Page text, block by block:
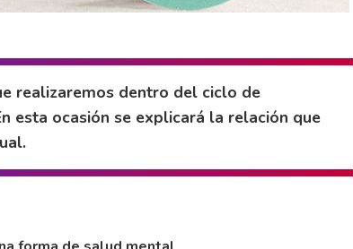
realizaremos dentro del ciclo de
esta ocasión se explicará la relación que